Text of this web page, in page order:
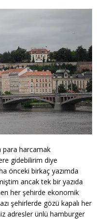
para harcamak
gidebilirim diye
önceki birkaç yazımda
ancak tek bir yazıda
her şehirde ekonomik
şehirlerde gözü kapalı her
adresler ünlü hamburger